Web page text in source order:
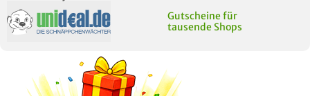
Gutscheine für
tausende Shops